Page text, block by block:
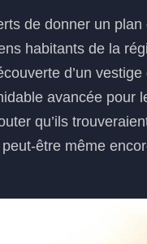
de donner un
habitants de la
d’un vestige
avancée pour
qu’ils
être même